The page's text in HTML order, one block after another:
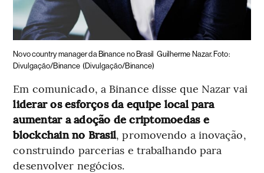
Novo country manager da Binance no Brasil Guilherme Nazar. Foto:
Divulgação/Binance (Divulgação/Binance)
Em comunicado, a Binance disse que Nazar vai
liderar os esforços da equipe local para
aumentar a adoção de criptomoedas e
blockchain no Brasil, promovendo a inovação,
construindo parcerias e trabalhando para
desenvolver negócios.